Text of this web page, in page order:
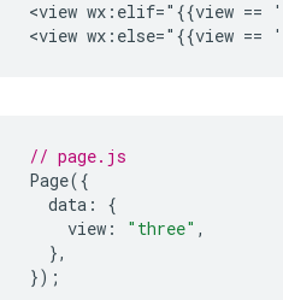
<view wx:elif="{{view ==
// page.js
Page({
data :
{
view : "three" ,
},
});